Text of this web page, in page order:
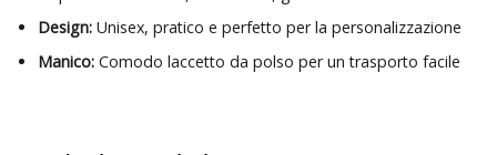
Design:Unisex, pratico e perfetto per la personalizzazione
Manico:Comodo laccetto da polso per un trasporto facile